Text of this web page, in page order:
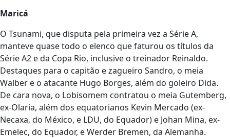
Maricá
O Tsunami, que disputa pela primeira vez a Série A,
manteve quase todo o elenco que faturou os títulos da
Série A2 e da Copa Rio, inclusive o treinador Reinaldo.
Destaques para o capitão e zagueiro Sandro, o meia
Walber e o atacante Hugo Borges, além do goleiro Dida.
De cara nova, o Lobisomem contratou o meia Gutemberg,
ex-Olaria, além dos equatorianos Kevin Mercado (ex-
Necaxa, do México, e LDU, do Equador) e Johan Mina, ex-
Emelec, do Equador, e Werder Bremen, da Alemanha.